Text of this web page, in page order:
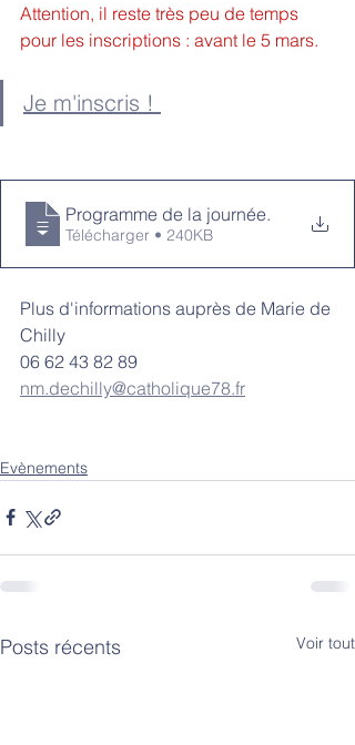
Attention, il reste très peu de temps
pour les inscriptions : avant le 5 mars.
Je m'inscris !
Programme de la journée.
Télécharger • 240KB
Plus d'informations auprès de Marie de
Chilly
06 62 43 82 89
nm.dechilly@catholique78.fr
Evènements
Posts récents Voir tout